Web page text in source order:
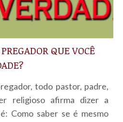
QUE VOCÊ
todo pastor, padre,
religioso afirma dizer a
Como saber se é mesmo